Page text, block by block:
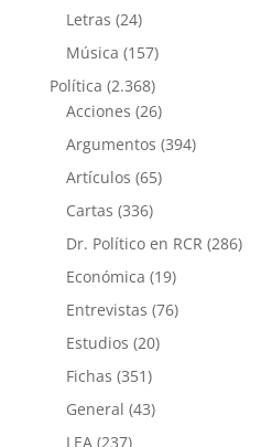
Letras (24)
Música (157)
Política (2.368)
Acciones (26)
Argumentos (394)
Artículos (65)
Cartas (336)
Dr. Político en RCR (286)
Económica (19)
Entrevistas (76)
Estudios (20)
Fichas (351)
General (43)
LEA(237)